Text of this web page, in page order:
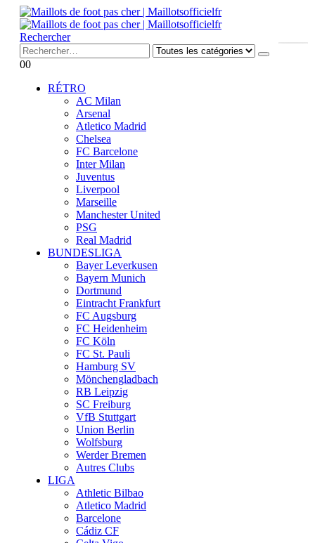
Rechercher
00
RÉTRO
AC Milan
Arsenal
Atletico Madrid
Chelsea
FC Barcelone
Inter Milan
Juventus
Liverpool
Marseille
Manchester United
PSG
Real Madrid
BUNDESLIGA
Bayer Leverkusen
Bayern Munich
Dortmund
Eintracht Frankfurt
FC Augsburg
FC Heidenheim
FC Köln
FC St. Pauli
Hamburg SV
Mönchengladbach
RB Leipzig
SC Freiburg
VfB Stuttgart
Union Berlin
Wolfsburg
Werder Bremen
Autres Clubs
LIGA
Athletic Bilbao
Atletico Madrid
Barcelone
Cádiz CF